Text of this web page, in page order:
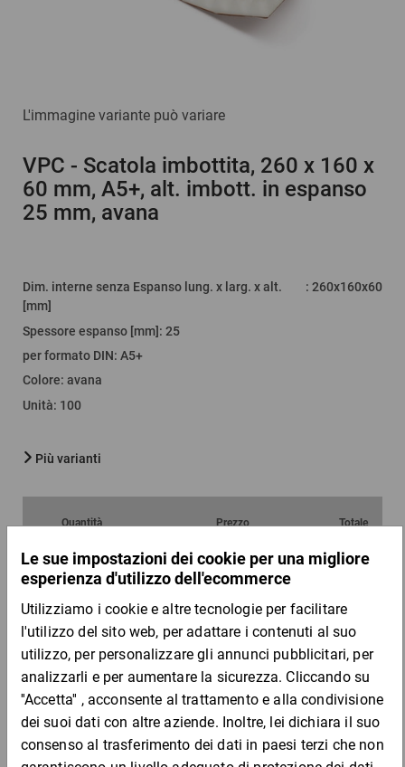
L'immagine variante può variare
VPC - Scatola imbottita, 260 x 160 x
60 mm, A5+, alt. imbott. in espanso
25 mm, avana
Dim. interne senza Espanso lung. x larg. x alt.
[mm]
: 260x160x60
Spessore espanso [mm]: 25
per formato DIN: A5+
Colore: avana
Unità: 100
Più varianti
Quantità Prezzo Totale
Da 1
4,32 € 4,14 €
per 1 Pezzo
Campione